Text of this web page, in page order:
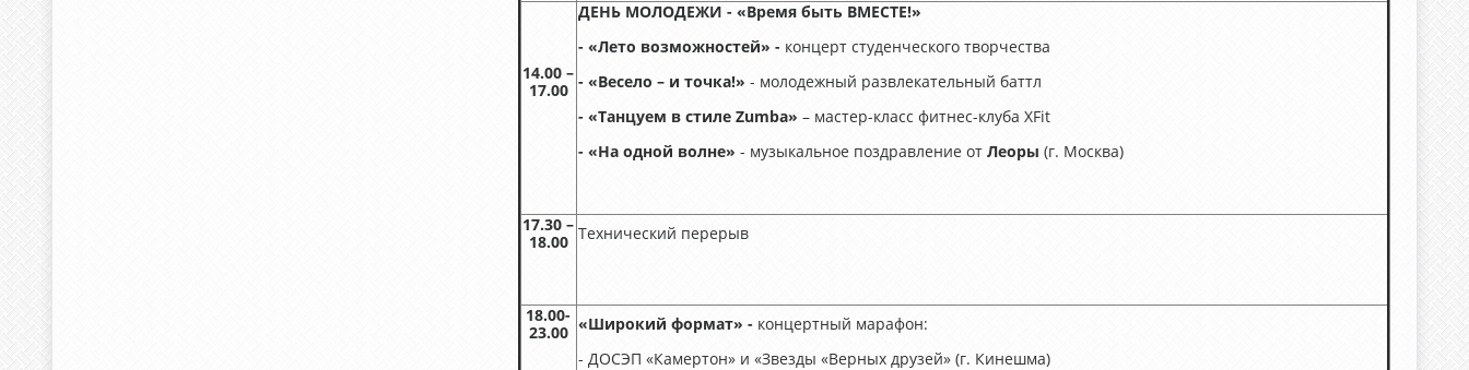
14.00 –
17.00
ДЕНЬ МОЛОДЕЖИ - «Время быть ВМЕСТЕ!»
- «Лето возможностей» - концерт студенческого творчества
- «Весело – и точка!» - молодежный развлекательный баттл
- «Танцуем в стиле Zumba» – мастер-класс фитнес-клуба XFit
- «На одной волне» - музыкальное поздравление от Леоры (г. Москва)
17.30 –
18.00 Технический перерыв
18.00-
23.00 «Широкий формат» - концертный марафон:
- ДОСЭП «Камертон» и «Звезды «Верных друзей» (г. Кинешма)